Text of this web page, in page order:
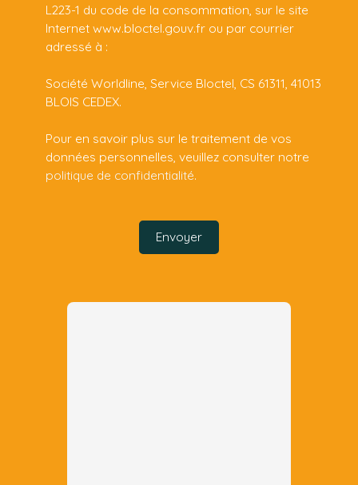
L223-1 du code de la consommation, sur le site
Internet www.bloctel.gouv.fr ou par courrier
adressé à :
Société Worldline, Service Bloctel, CS 61311, 41013
BLOIS CEDEX.
Pour en savoir plus sur le traitement de vos
données personnelles, veuillez consulter notre
politique de confidentialité.
Envoyer